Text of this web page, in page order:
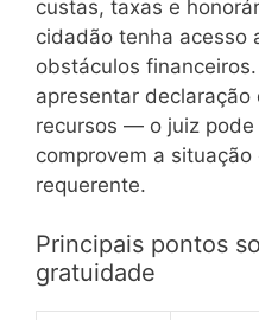
custas, taxas e
cidadão tenha acesso
obstáculos
apresentar
recursos — o juiz
comprovem a
requerente.
Principais pontos
gratuidade